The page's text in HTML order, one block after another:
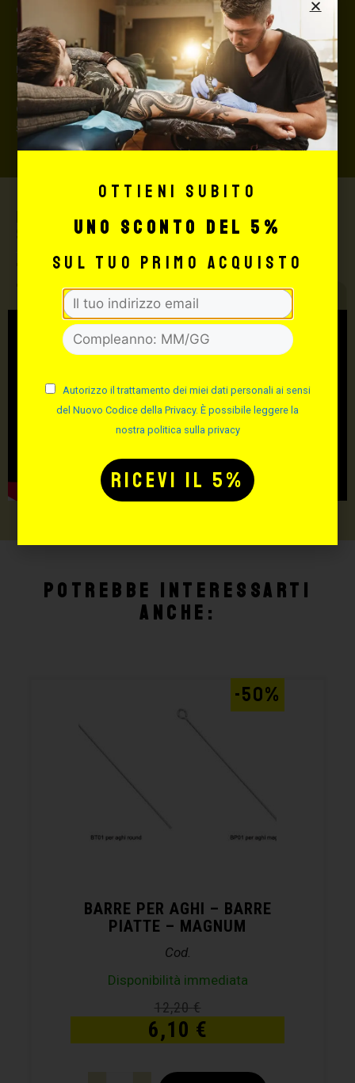
questo caso, se la merce dovesse essere smarrita o
danneggiata dal corriere, quest’ultimo risarcirà l’intero
valore della merce, in caso contrario nessuno
rimborserà il destinatario) con un costo aggiuntivo del
3,5% sul valore totale del carrello, da richiedere prima
di concludere il pagamento al seguente indirizzo:
shop@maxsignorello.it.
Max Signorello Tattoo
Supply
TUTTO PER IL TUO
TATTOO STUDIO
Potrebbe interessarti
anche:
BARRE PER AGHI – BARRE
PIATTE – MAGNUM
Cod.
Disponibilità immediata
12,20€
6,10 €
-50%
Ottieni subito
uno sconto del 5%
sul tuo primo acquisto
Autorizzo il trattamento dei miei dati personali ai sensi
del Nuovo Codice della Privacy. È possibile leggere la
nostra politica sulla privacy